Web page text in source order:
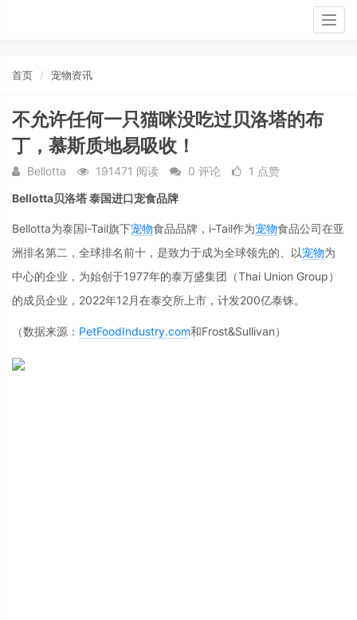
首页 宠物资讯
不允许任何一只猫咪没吃过贝洛塔的布
丁，慕斯质地易吸收！
Bellotta 191471 阅读 0 评论
1 点赞
Bellotta贝洛塔 泰国进口宠食品牌
Bellotta为泰国i-Tail旗下宠物食品品牌，i-Tail作为宠物食品公司在亚
洲排名第二，全球排名前十，是致力于成为全球领先的、以宠物为
中心的企业，为始创于1977年的泰万盛集团（Thai Union Group）
的成员企业，2022年12月在泰交所上市，计发200亿泰铢。
（数据来源： PetFoodIndustry.com和Frost&Sullivan）